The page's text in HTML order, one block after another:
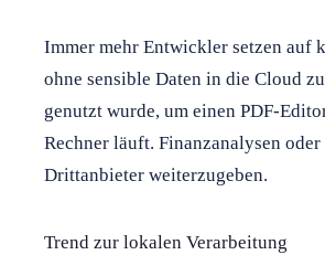
Immer mehr Entwickler setzen auf
ohne sensible Daten in die Cloud
genutzt wurde, um einen PDF-
Rechner läuft. Finanzanalysen
Drittanbieter weiterzugeben.
Trend zur lokalen Verarbeitung